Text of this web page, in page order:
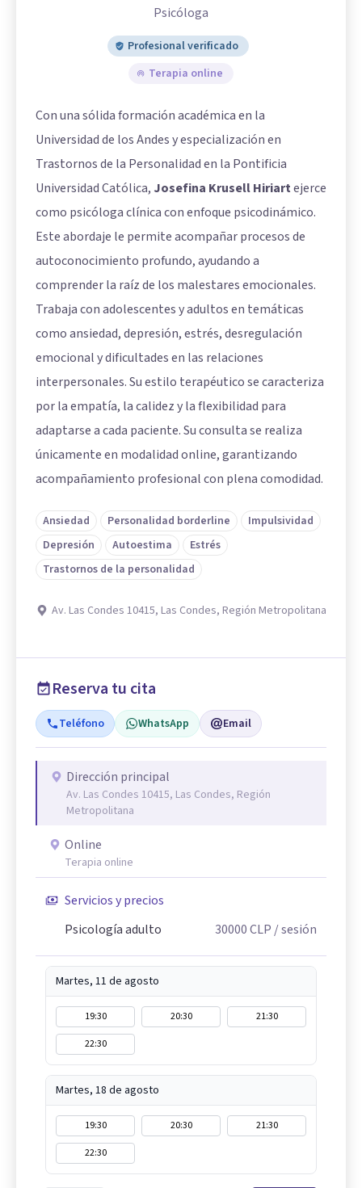
Psicóloga
Profesional verificado
Terapia online
Con una sólida formación académica en la
Universidad de los Andes y especialización en
Trastornos de la Personalidad en la Pontificia
Universidad Católica, Josefina Krusell Hiriartejerce
como psicóloga clínica con enfoque psicodinámico.
Este abordaje le permite acompañar procesos de
autoconocimiento profundo, ayudando a
comprender la raíz de los malestares emocionales.
Trabaja con adolescentes y adultos en temáticas
como ansiedad, depresión, estrés, desregulación
emocional y dificultades en las relaciones
interpersonales. Su estilo terapéutico se caracteriza
por la empatía, la calidez y la flexibilidad para
adaptarse a cada paciente. Su consulta se realiza
únicamente en modalidad online, garantizando
acompañamiento profesional con plena comodidad.
Ansiedad Personalidad borderline
Impulsividad
Depresión
Autoestima
Estrés
Trastornos de la personalidad
Av. Las Condes 10415, Las Condes, Región Metropolitana
Reserva tu cita
Teléfono WhatsApp Email
Dirección principal
Av. Las Condes 10415, Las Condes, Región
Metropolitana
Online
Terapia online
Servicios y precios
Psicología adulto
30000CLP / sesión
Martes, 11 de agosto
19:30 20:30
21:30
22:30
Martes, 18 de agosto
19:30 20:30
21:30
22:30